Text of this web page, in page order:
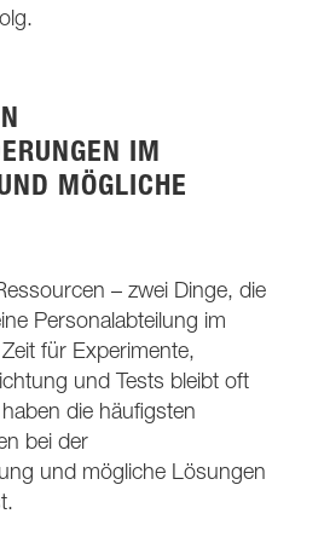
IM R
MÖGLICHE L
– zwei Dinge, die
Personalabteilung im
für Experimente,
und Tests bleibt oft
die häufigsten
bei der
und mögliche Lösungen